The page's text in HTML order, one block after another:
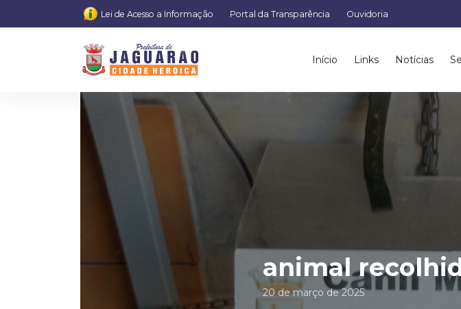
Lei de Acesso a Informação Portal da Transparência Ouvidoria
Início Links Notícias
animal
20 de março de 2025